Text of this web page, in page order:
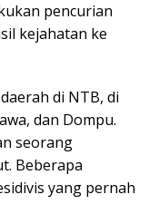
pencurian
kejahatan ke
di NTB, di
dan Dompu.
seorang
Beberapa
yang pernah